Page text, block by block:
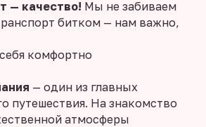
— качество! Мы не забиваем
битком — нам важно,
комфортно
— один из главных
путешествия. На знакомство
атмосферы